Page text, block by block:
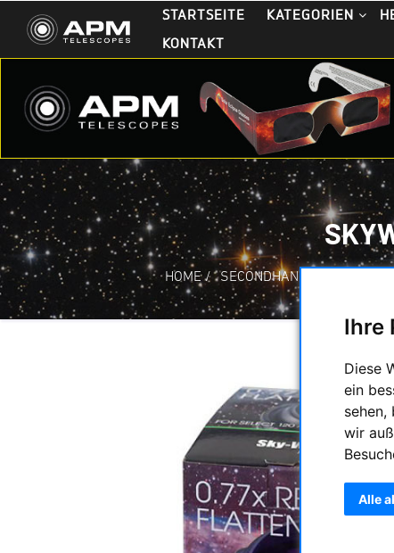
Ihre
Diese
ein
sehen,
wir
Alle
STARTSEITE KATEGORIEN
KONTAKT
HOME / SECONDHAND &